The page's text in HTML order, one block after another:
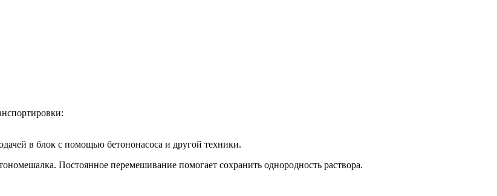
в блок с помощью бетононасоса и другой техники.
Постоянное перемешивание помогает сохранить однородность раствора.